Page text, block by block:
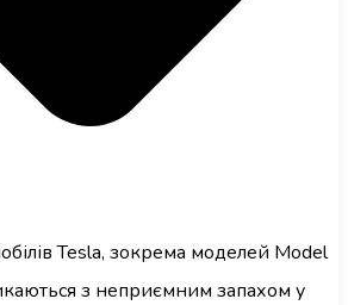
Tesla, зокрема моделей Model
з неприємним запахом у